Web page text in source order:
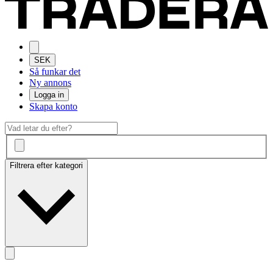
SEK
Så funkar det
Ny annons
Logga in
Skapa konto
Filtrera efter kategori